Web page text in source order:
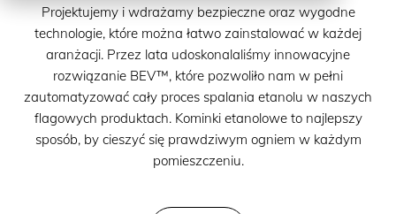
Projektujemy i wdrażamy bezpieczne oraz wygodne
technologie, które można łatwo zainstalować w każdej
aranżacji. Przez lata udoskonalaliśmy innowacyjne
rozwiązanie BEV™, które pozwoliło nam w pełni
zautomatyzować cały proces spalania etanolu w naszych
flagowych produktach. Kominki etanolowe to najlepszy
sposób, by cieszyć się prawdziwym ogniem w każdym
pomieszczeniu.